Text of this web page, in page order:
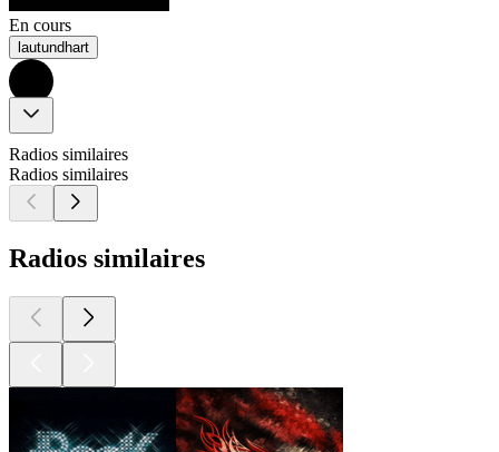
En cours
lautundhart
Radios similaires
Radios similaires
Radios similaires